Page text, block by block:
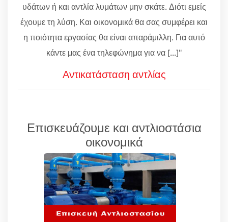
υδάτων ή και αντλία λυμάτων μην σκάτε. Διότι εμείς
έχουμε τη λύση. Και οικονομικά θα σας συμφέρει και
η ποιότητα εργασίας θα είναι απαράμιλλη. Για αυτό
κάντε μας ένα τηλεφώνημα για να [...]"
Αντικατάσταση αντλίας
Επισκευάζουμε και αντλιοστάσια
οικονομικά